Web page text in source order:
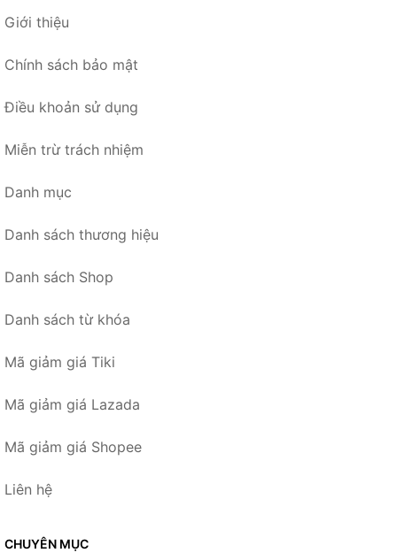
Giới thiệu
Chính sách bảo mật
Điều khoản sử dụng
Miễn trừ trách nhiệm
Danh mục
Danh sách thương hiệu
Danh sách Shop
Danh sách từ khóa
Mã giảm giá Tiki
Mã giảm giá Lazada
Mã giảm giá Shopee
Liên hệ
CHUYÊN MỤC